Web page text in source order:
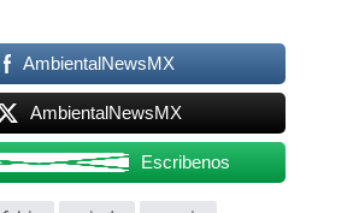
AmbientalNewsMX
AmbientalNewsMX
Escribenos